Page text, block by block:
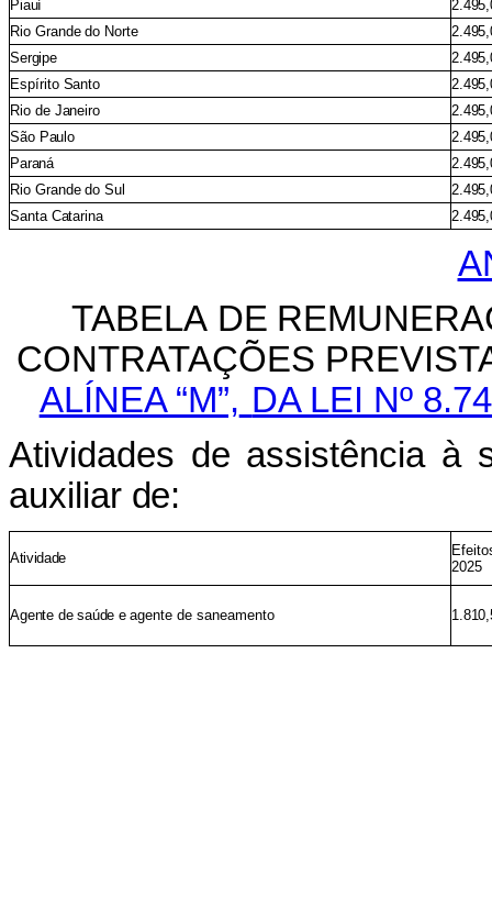
Piauí
Rio Grande do Norte
Sergipe
Espírito Santo
Rio deJaneiro
São Paulo
Paraná
Rio Grande do Sul
Santa Catarina
TABELA DE
CONTRATAÇÕES
ALÍNEA “M”, DA LEI Nº
Atividades de assistência à
auxiliar de:
Atividade
2025
Agente de saúde e agente de saneamento